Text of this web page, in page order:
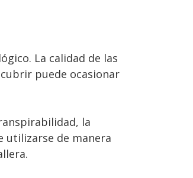
La calidad de las
puede ocasionar
la
utilizarse de manera